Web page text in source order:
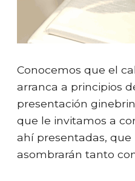
Conocemos que el
arranca a principios
presentación
que le invitamos a
ahí presentadas, que
asombrarán tanto